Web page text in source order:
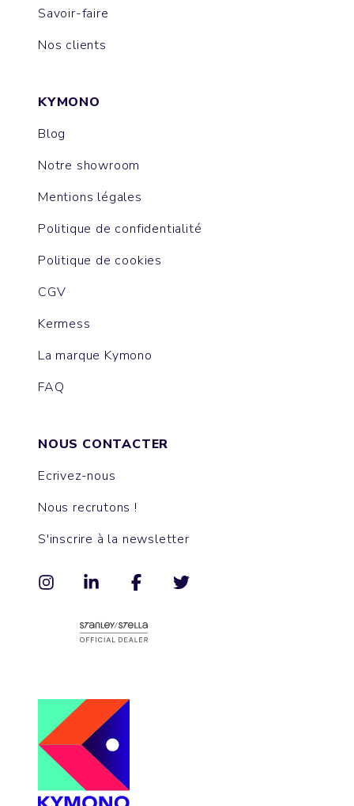
Savoir-faire
Nos clients
KYMONO
Blog
Notre showroom
Mentions légales
Politique de confidentialité
Politique de cookies
CGV
Kermess
La marque Kymono
FAQ
NOUS CONTACTER
Ecrivez-nous
Nous recrutons !
S'inscrire à la newsletter